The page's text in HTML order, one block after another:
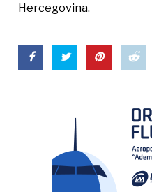
Hercegovina.